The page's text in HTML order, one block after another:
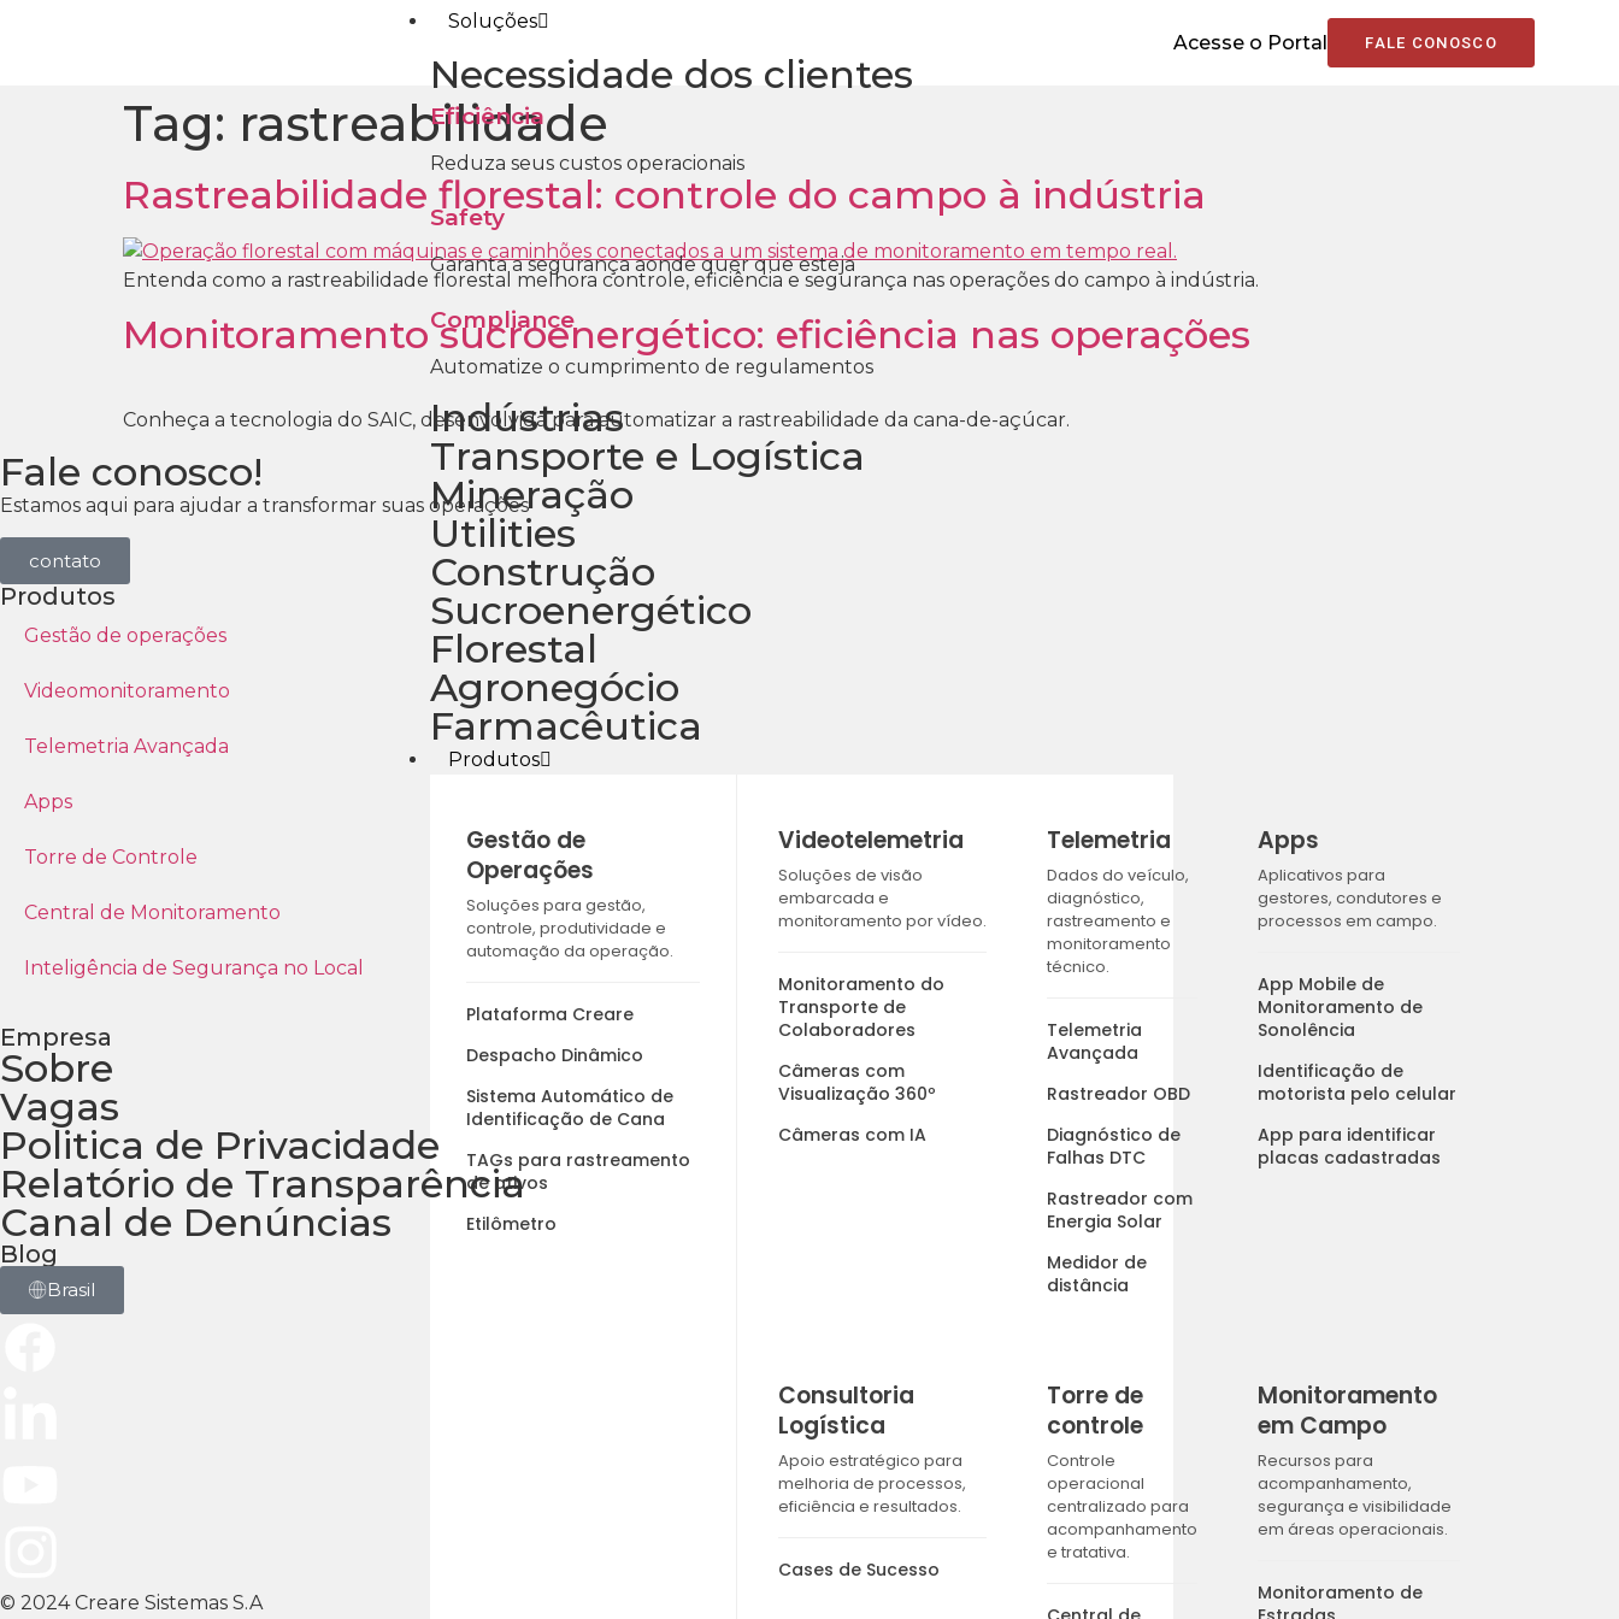
Soluções
Necessidade dos clientes
Eficiência
Reduza seus custos operacionais
Safety
Garanta a segurança aonde quer que esteja
Compliance
Automatize o cumprimento de regulamentos
Indústrias
Transporte e Logística
Mineração
Utilities
Construção
Sucroenergético
Florestal
Agronegócio
Farmacêutica
Produtos
Gestão de
Operações
Soluções para gestão,
controle, produtividade e
automação da operação.
Plataforma Creare
Despacho Dinâmico
Sistema Automático de
Identificação de Cana
TAGs para rastreamento
de ativos
Etilômetro
Videotelemetria
Soluções de visão
embarcada e
monitoramento por vídeo.
Monitoramento do
Transporte de
Colaboradores
Câmeras com
Visualização 360º
Câmeras com IA
Telemetria
Dados do veículo,
diagnóstico,
rastreamento e
monitoramento
técnico.
Telemetria
Avançada
Rastreador OBD
Diagnóstico de
Falhas DTC
Rastreador com
Energia Solar
Medidor de
distância
Apps
Aplicativos para
gestores, condutores e
processos em campo.
App Mobile de
Monitoramento de
Sonolência
Identificação de
motorista pelo celular
App para identificar
placas cadastradas
Consultoria
Logística
Apoio estratégico para
melhoria de processos,
eficiência e resultados.
Cases de Sucesso
Torre de
controle
Controle
operacional
centralizado para
acompanhamento
e tratativa.
Monitoramento
em Campo
Recursos para
acompanhamento,
segurança e visibilidade
em áreas operacionais.
Monitoramento de
Acesse o Portal FALE CONOSCO
Tag: rastreabilidade
Rastreabilidade florestal: controle do campo à indústria
Entenda como a rastreabilidade florestal melhora controle, eficiência e segurança nas operações do campo à indústria.
Monitoramento sucroenergético: eficiência nas operações
Conheça a tecnologia do SAIC, desenvolvida para automatizar a rastreabilidade da cana-de-açúcar.
Fale conosco!
Estamos aqui para ajudar a transformar suas operações
contato
Produtos
Gestão de operações
Videomonitoramento
Telemetria Avançada
Apps
Torre de Controle
Central de Monitoramento
Inteligência de Segurança no Local
Empresa
Sobre
Vagas
Politica de Privacidade
Relatório de Transparência
Canal de Denúncias
Blog
Brasil
© 2024 Creare Sistemas S.A